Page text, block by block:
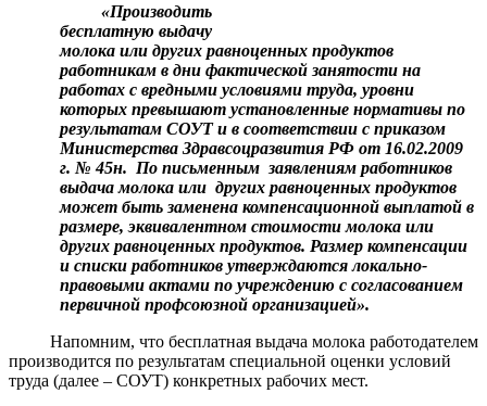
«Производить
бесплатную выдачу
молока или других равноценных продуктов
работникам в дни фактической занятости на
работах с вредными условиями труда, уровни
которых превышают установленные нормативы по
результатам СОУТ и в соответствии с приказом
Министерства Здравсоцразвития РФ от 16.02.2009
г. № 45н. По письменным заявлениям работников
выдача молока или других равноценных продуктов
может быть заменена компенсационной выплатой в
размере, эквивалентном стоимости молока или
других равноценных продуктов. Размер компенсации
и списки работников утверждаются локально-
правовыми актами по учреждению с согласованием
первичной профсоюзной организацией».
Напомним, что бесплатная выдача молока работодателем
производится по результатам специальной оценки условий
труда (далее – СОУТ) конкретных рабочих мест.